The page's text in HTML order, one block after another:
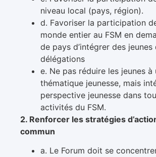
niveau local (pays, région).
d. Favoriser la participation
monde entier au FSM en
de pays d’intégrer des jeunes
délégations
e. Ne pas réduire les jeunes à
thématique jeunesse, mais
perspective jeunesse dans
activités du FSM.
2. Renforcer les stratégies
commun
a. Le Forum doit se